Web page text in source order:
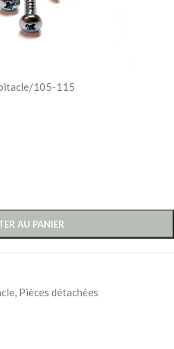
/105-115
AU PANIER
, Pièces détachées